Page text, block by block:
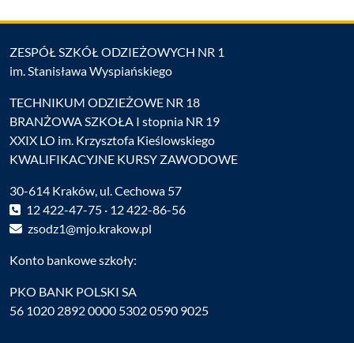
ZESPÓŁ SZKÓŁ ODZIEŻOWYCH NR 1
im. Stanisława Wyspiańskiego
TECHNIKUM ODZIEŻOWE NR 18
BRANŻOWA SZKOŁA I stopnia NR 19
XXIX LO im. Krzysztofa Kieślowskiego
KWALIFIKACYJNE KURSY ZAWODOWE
30-614 Kraków, ul. Cechowa 57
12 422-47-75 · 12 422-86-56
zsodz1@mjo.krakow.pl
Konto bankowe szkoły:
PKO BANK POLSKI SA
56 1020 2892 0000 5302 0590 9025